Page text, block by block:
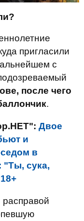
пригласили
с
после чего
.
Двое
и
в
"Ты, сука,